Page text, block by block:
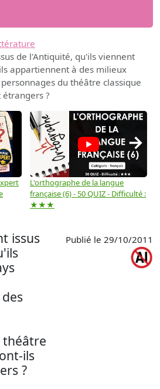
de l'Antiquité, qu'ils viennent
appartiennent à des milieux
du théâtre classique
?
L'orthographe de la langue
française (6) - 50 QUIZ - Difficulté :
★★★
→
issus
théâtre
ils
?
Publié le 29/10/2011